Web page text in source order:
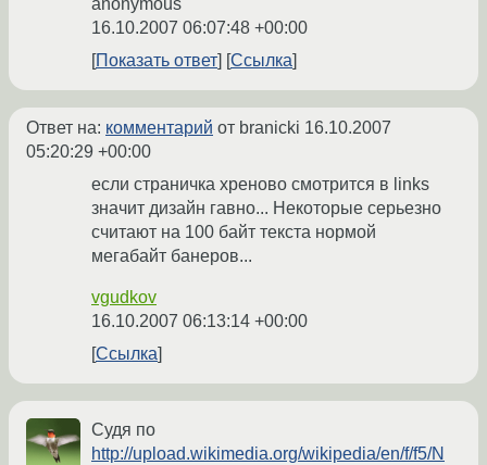
anonymous
16.10.2007 06:07:48 +00:00
Показать ответ
Ссылка
Ответ на: комментарий от branicki 16.10.2007
05:20:29 +00:00
если страничка хреново смотрится в links
значит дизайн гавно... Некоторые серьезно
считают на 100 байт текста нормой
мегабайт банеров...
vgudkov
16.10.2007 06:13:14 +00:00
Ссылка
Судя по
http://upload.wikimedia.org/wikipedia/en/f/f5/N